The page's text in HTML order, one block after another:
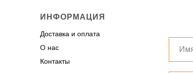
ИНФОРМАЦИЯ
Доставка и оплата
О нас
Контакты